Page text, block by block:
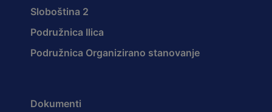
Sloboština 2
Podružnica Ilica
Podružnica Organizirano stanovanje
Dokumenti